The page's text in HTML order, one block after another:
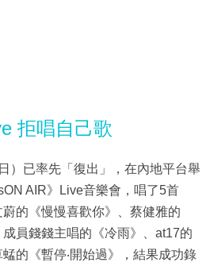
拒唱自己歌
）已率先「復出」，在內地平台舉
AIR》Live音樂會，唱了5首
蔚的《慢慢喜歡你》、蔡健雅的
成員錢錢主唱的《冷雨》、at17的
的《暫停‧開始過》，結果成功錄